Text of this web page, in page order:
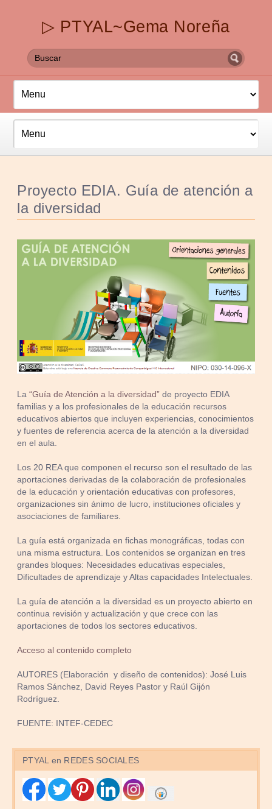
▷ PTYAL~Gema Noreña
Proyecto EDIA. Guía de atención a
la diversidad
La“Guía de Atención a la diversidad” de proyecto EDIA
familias y a los profesionales de la educación recursos
educativos abiertos que incluyen experiencias, conocimientos
y fuentes de referencia acerca de la atención a la diversidad
en el aula.
Los 20 REA que componen el recurso son el resultado de las
aportaciones derivadas de la colaboración de profesionales
de la educación y orientación educativas con profesores,
organizaciones sin ánimo de lucro, instituciones oficiales y
asociaciones de familiares.
La guía está organizada en fichas monográficas, todas con
una misma estructura. Los contenidos se organizan en tres
grandes bloques: Necesidades educativas especiales,
Dificultades de aprendizaje y Altas capacidades Intelectuales.
La guía de atención a la diversidad es un proyecto abierto en
continua revisión y actualización y que crece con las
aportaciones de todos los sectores educativos.
Acceso al contenido completo
AUTORES (Elaboración y diseño de contenidos): José Luis
Ramos Sánchez, David Reyes Pastor y Raúl Gijón
Rodríguez.
FUENTE: INTEF-CEDEC
PTYAL en REDES SOCIALES